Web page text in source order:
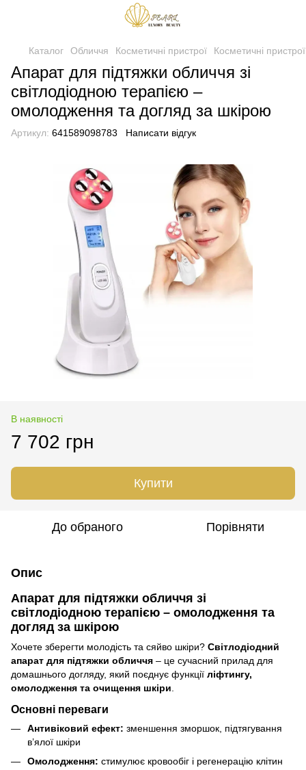
Каталог Обличчя Косметичні пристрої Косметичні
Апарат для підтяжки обличчя зі
світлодіодною терапією –
омолодження та догляд за шкірою
Артикул: 641589098783 Написати відгук
В наявності
7 702 грн
Купити
До обраного Порівняти
Опис
Апарат для підтяжки обличчя зі
світлодіодною терапією – омолодження та
догляд за шкірою
Хочете зберегти молодість та сяйво шкіри? Світлодіодний
апарат для підтяжки обличчя – це сучасний прилад для
домашнього догляду, який поєднує функції ліфтингу,
омолодження та очищення шкіри
Основні переваги
Антивіковий ефект: зменшення зморшок, підтягування
в’ялої шкіри
Омолодження: стимулює кровообіг і регенерацію клітин